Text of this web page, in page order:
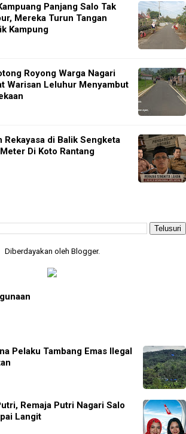
Panjang Salo Tak
Mereka Turun Tangan
Kampung
Royong Warga Nagari
Warisan Leluhur Menyambut
Rekayasa di Balik Sengketa
Di Koto Rantang
Diberdayakan oleh Blogger.
Pelaku Tambang Emas Ilegal
Remaja Putri Nagari Salo
Langit